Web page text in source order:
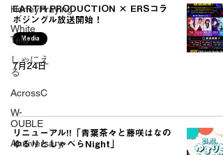
HoneyPraying
White
Tela
しゃにえ
る
AcrossC
W-
OUBLE
Anniversary
EARTH PRODUCTION × ERSコラ
ボジングル放送開始！
Media
7月24日
リニューアル!!「青葉茶々と藤咲はなの
ゆるりとしゃべらNight」